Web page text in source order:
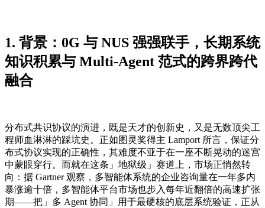
1. 背景：0G 与 NUS 强强联手，长期系统
知识积累与 Multi-Agent 范式的跨界跨代
融合
分布式共识协议的演进，既是天才的创新史，又是无数顶尖工
程师血淋淋的踩坑史。正如图灵奖得主 Lamport 所言，保证分
布式协议实现的正确性，其难度不亚于在一座不断晃动的迷宫
中蒙眼穿行。而就在这条」地狱级」赛道上，市场正悄然转
向：据 Gartner 观察，多智能体系统的企业咨询量在一年多内
暴涨逾十倍，多智能体平台市场也步入每年近翻倍的高速扩张
期——把」多 Agent 协同」用于最硬核的底层系统验证，正从